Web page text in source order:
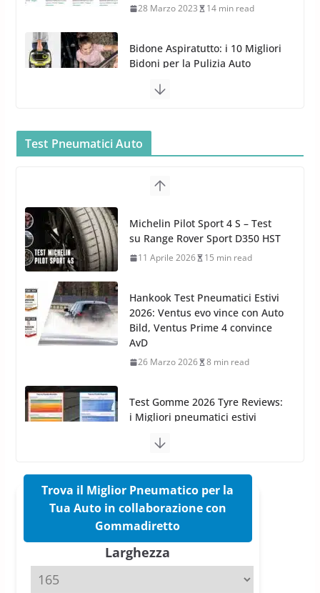
Gun per la tua Idropulitrice?
5 Maggio 2022 2 min read
Car Care
26 Marzo 2025 2 min read
Azoto
26 Marzo 2025 2 min read
Test Pneumatici Auto
Hankook Test Pneumatici Estivi
2026: Ventus evo vince con Auto
Bild, Ventus Prime 4 convince
Test Gomme 2026 Tyre Reviews:
i Migliori pneumatici estivi
sportivi a confronto
Pirelli Cinturato 2026: due
confermano il salto tecnico del
Pirelli P Zero Trofeo RS: per
slick da battere
Trova il Miglior Pneumatico per la
Tua Auto in collaborazione con
Gommadiretto
Larghezza